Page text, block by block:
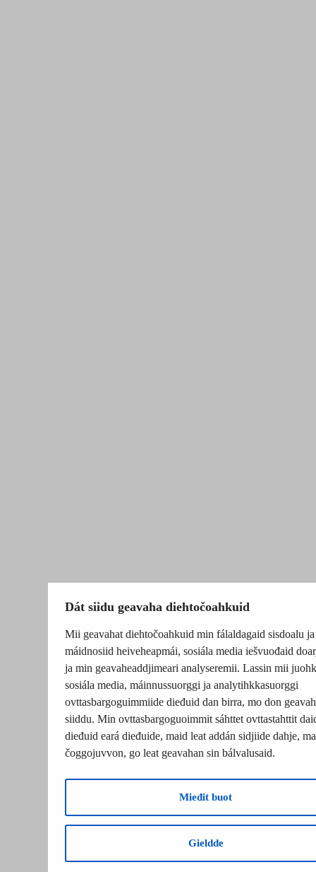
Dát siidu geavaha diehtočoahkuid
Mii geavahat diehtočoahkuid min fálaldagaid sisdoalu ja
máidnosiid heiveheapmái, sosiála media iešvuođaid
ja min geavaheaddjimeari analyseremii. Lassin mii
sosiála media, máinnussuorggi ja analytihkkasuorggi
ovttasbargoguimmiide dieđuid dan birra, mo don
siiddu. Min ovttasbargoguoimmit sáhttet ovttastahttit
dieđuid eará dieđuide, maid leat addán sidjiide dahje,
čoggojuvvon, go leat geavahan sin bálvalusaid.
Mieđit buot
Gieldde